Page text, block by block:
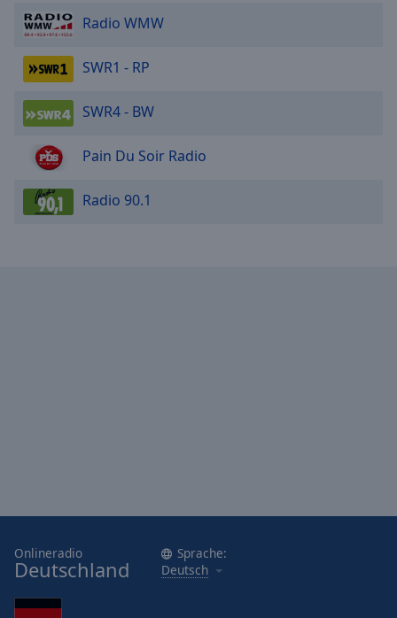
Radio WMW
SWR1 - RP
SWR4 - BW
Pain Du Soir Radio
Radio 90.1
Onlineradio
Deutschland
Sprache:
Deutsch